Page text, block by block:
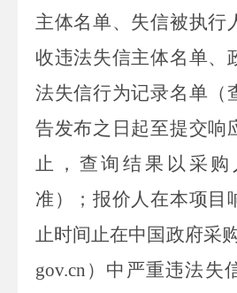
主体名单、失信被执行
收违法失信主体名单、
法失信行为记录名单（
告发布之日起至提交响
止，查询结果以 采购
准）
；报价人在本项目
止时间止在中国政府采
gov.cn ）中严重违法失